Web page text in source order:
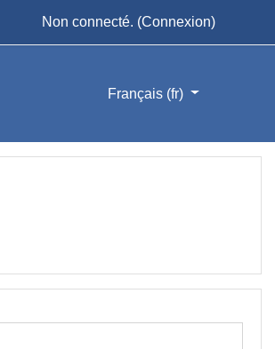
Non connecté. (Connexion)
Français ‎(fr)‎